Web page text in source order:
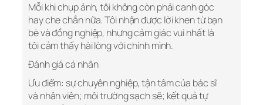
Mỗi khi chụp ảnh, tôi không còn phải canh góc
hay che chắn nữa. Tôi nhận được lời khen từ bạn
bè và đồng nghiệp, nhưng cảm giác vui nhất là
tôi cảm thấy hài lòng với chính mình.
Đánh giá cá nhân
Ưu điểm: sự chuyên nghiệp, tận tâm của bác sĩ
và nhân viên; môi trường sạch sẽ; kết quả tự